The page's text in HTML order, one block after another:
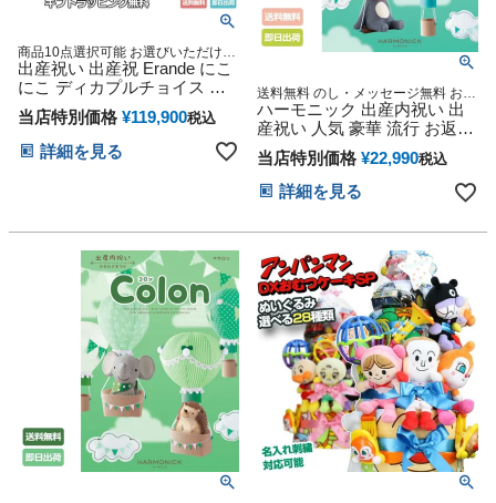
商品10点選択可能 お選びいただける
豪華カタログギフト
出産祝い 出産祝 Erande にこ
にこ ディカプルチョイス ハ
ーモニック カタログギフト
当店特別価格 ¥119,900税込
詳細を見る
送料無料 のし・メッセージ無料 お選
びいただける豪華カタログギフト
ハーモニック 出産内祝い 出
産祝い 人気 豪華 流行 お返し
ギフト カタログギフト プレ
ゼント ギフトセット Colon マ
ドレーヌ 20600円コース 元バ
バロア
当店特別価格 ¥22,990税込
詳細を見る